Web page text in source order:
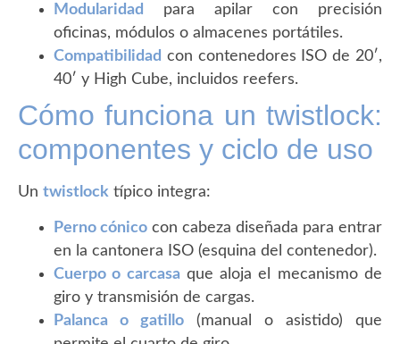
Modularidad
para apilar con precisión
oficinas, módulos o almacenes portátiles.
Compatibilidad con contenedores ISO de 20′,
40′ y High Cube, incluidos reefers.
Cómo funciona un twistlock:
componentes y ciclo de uso
Un twistlock típico integra:
Perno cónico con cabeza diseñada para entrar
en la cantonera ISO (esquina del contenedor).
Cuerpo o carcasa que aloja el mecanismo de
giro y transmisión de cargas.
Palanca o gatillo (manual o asistido) que